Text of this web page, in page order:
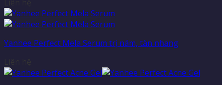
Yanhee Perfect Mela Serum trị nám, tàn nhang